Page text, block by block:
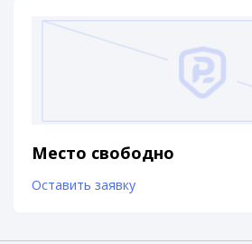
Место свободно
Оставить заявку